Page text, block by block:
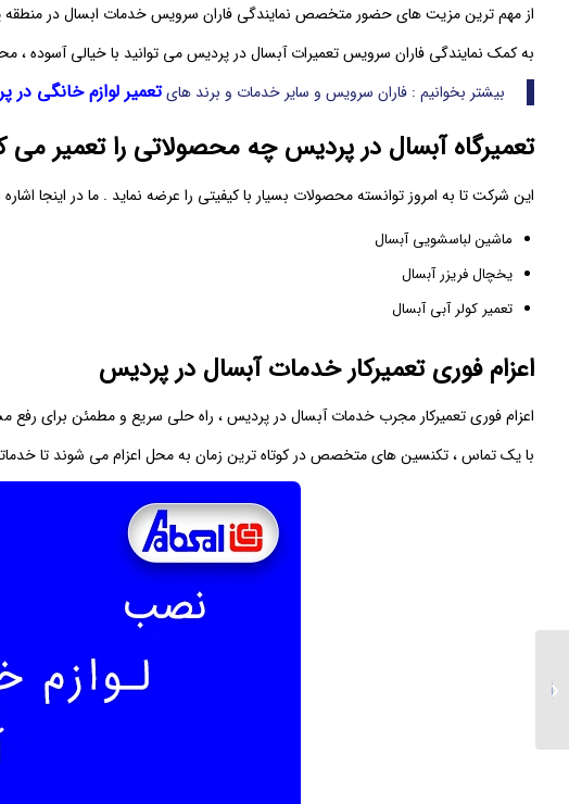
از مهم‌ ترین مزیت‌ های حضور متخصص نمایندگی فاران سرویس خدمات ابسال در
به کمک نمایندگی فاران سرویس تعمیرات آبسال در پردیس می‌ توانید با خیالی آسوده ،
بیشتر بخوانیم : فاران سرویس و سایر خدمات و برند هایتعمیر لوازم خانگی در
تعمیرگاه آبسال در پردیس چه محصولاتی را تعمیر می
این شرکت تا به امروز توانسته محصولات بسیار با کیفیتی را عرضه نماید . ما در اینجا
ماشین لباسشویی آبسال
یخچال فریزر آبسال
تعمیر کولر آبی آبسال
اعزام فوری تعمیرکار خدمات آبسال در پردیس
اعزام فوری تعمیرکار مجرب خدمات آبسال در پردیس ، راه‌ حلی سریع و مطمئن برای
با یک تماس ، تکنسین‌ های متخصص در کوتاه ‌ترین زمان به محل اعزام می ‌شوند تا